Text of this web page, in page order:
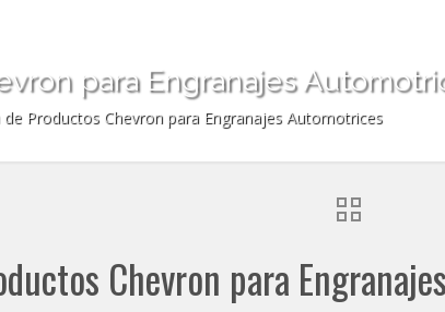
para Engranajes
de Productos Chevron para Engranajes Automotrices
Chevron para